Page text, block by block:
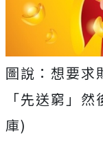
圖說：想要求
「先送窮」
庫)